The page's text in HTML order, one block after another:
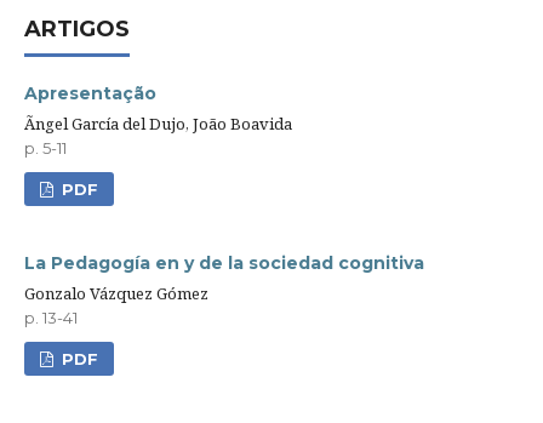
ARTIGOS
Apresentação
Ãngel García del Dujo, João Boavida
p. 5-11
PDF
La Pedagogía en y de la sociedad cognitiva
Gonzalo Vázquez Gómez
p. 13-41
PDF